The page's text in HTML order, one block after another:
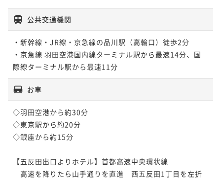
公共交通機関
・新幹線・JR線・京急線の品川駅（高輪口）徒歩2分
・京急線 羽田空港国内線ターミナル駅から最速14分、国
際線ターミナル駅から最速11分
お車
◇羽田空港から約30分
◇東京駅から約20分
◇銀座から約15分
【五反田出口よりホテル】首都高速中央環状線
高速を降りたら山手通りを直進　西五反田1丁目を左折